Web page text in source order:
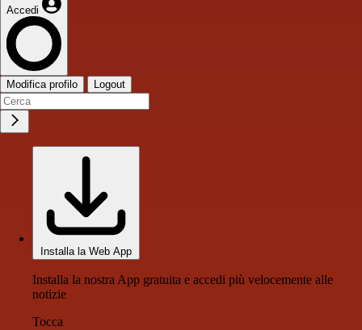
Accedi
Modifica profilo Logout
Installa la Web App
Installa la nostra App gratuita e accedi più velocemente alle
notizie
Tocca